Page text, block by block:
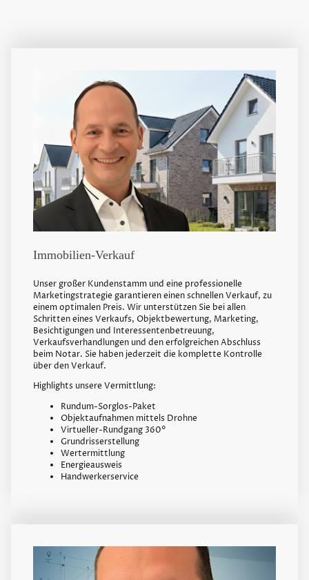
Immobilien-Verkauf
Unser großer Kundenstamm und eine professionelle
Marketingstrategie garantieren einen schnellen Verkauf, zu
einem optimalen Preis. Wir unterstützen Sie bei allen
Schritten eines Verkaufs, Objektbewertung, Marketing,
Besichtigungen und Interessentenbetreuung,
Verkaufsverhandlungen und den erfolgreichen Abschluss
beim Notar. Sie haben jederzeit die komplette Kontrolle
über den Verkauf.
Highlights unsere Vermittlung:
Rundum-Sorglos-Paket
Objektaufnahmen mittels Drohne
Virtueller-Rundgang 360°
Grundrisserstellung
Wertermittlung
Energieausweis
Handwerkerservice